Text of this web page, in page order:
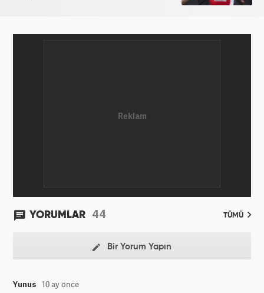
YORUMLAR 44 TÜMÜ
Bir Yorum Yapın
Yunus 10 ay önce